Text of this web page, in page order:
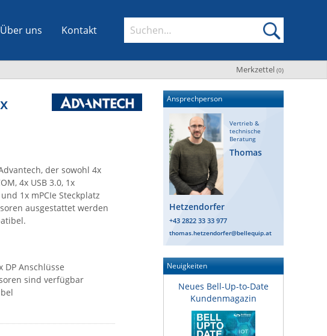
Über uns Kontakt
Merkzettel (0)
der sowohl 4x
4x USB 3.0, 1x
1x mPCIe Steckplatz
ausgestattet werden
DP Anschlüsse
sind verfügbar
Ansprechperson
Vertrieb &
technische
Beratung
Thomas
Hetzendorfer
+43 2822 33 33 977
thomas.hetzendorfer@bellequip.at
Neuigkeiten
Neues Bell-Up-to-Date
Kundenmagazin